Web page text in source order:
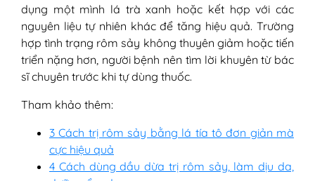
dụng một mình lá trà xanh hoặc kết hợp với các
nguyên liệu tự nhiên khác để tăng hiệu quả. Trường
hợp tình trạng rôm sảy không thuyên giảm hoặc tiến
triển nặng hơn, người bệnh nên tìm lời khuyên từ bác
sĩ chuyên trước khi tự dùng thuốc.
Tham khảo thêm:
3 Cách trị rôm sảy bằng lá tía tô đơn giản mà
cực hiệu quả
4 Cách dùng dầu dừa trị rôm sảy, làm dịu da,